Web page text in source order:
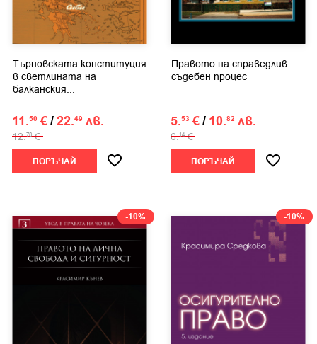
Търновската конституция
в светлината на
балканския...
11.50 €/22.49 лв.
12.78 €
ПОРЪЧАЙ
Правото на справедлив
съдебен процес
5.53 €/ 10.82 лв.
6.14 €
ПОРЪЧАЙ
-10% -10%